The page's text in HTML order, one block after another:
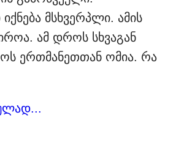
მსხვერპლი. ამის
ამ დროს სხვაგან
ერთმანეთთან ომია. რა